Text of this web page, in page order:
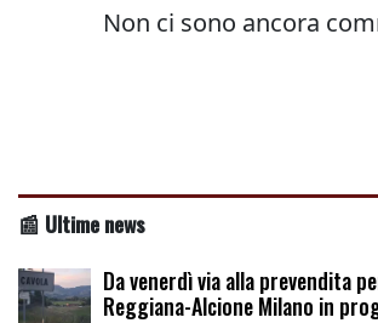
📰 Ultime news
Da venerdì via alla prevendita
Reggiana-Alcione Milano in